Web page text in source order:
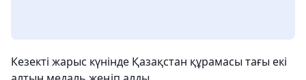
Кезекті жарыс күнінде Қазақстан құрамасы тағы екі